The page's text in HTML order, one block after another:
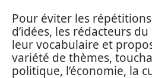
Pour éviter les
d’idées, les rédacteurs
leur vocabulaire et
variété de thèmes,
politique, l’économie, la